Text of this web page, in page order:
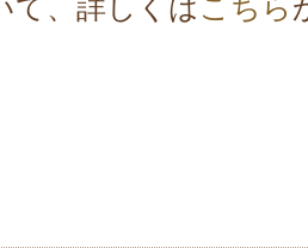
て、詳しくは こちら